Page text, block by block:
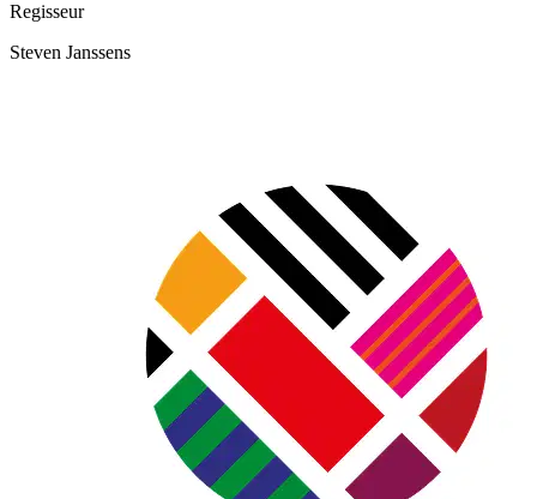
Regisseur
Steven Janssens